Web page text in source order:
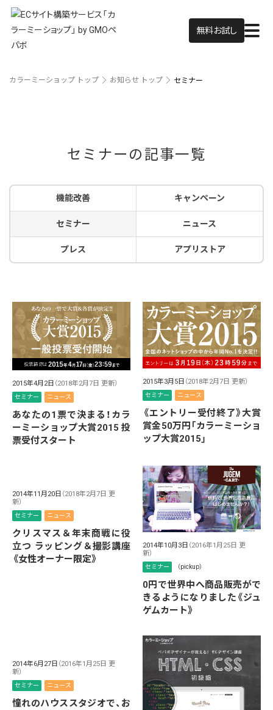
無料お試し
カラーミーショップ トップ お知らせ トップ セミナー
セミナーの記事一覧
機能改善 キャンペーン
セミナー ニュース
プレス アプリストア
2015年4月2日 （2018年2月7日 更新）
セミナー ニュース
あなたの1票で決まる！カラ
ーミーショップ大賞2015 投
票受付スタート
2015年3月5日 （2018年2月7日 更新）
セミナー ニュース
《エントリー受付終了》大賞
賞金50万円「カラーミーショ
ップ大賞2015」
2014年11月20日 （2018年2月7日 更
新）
セミナー ニュース
クリスマス＆年末商戦に役
立つ ラッピング＆撮影講座
《女性オーナー限定》
2014年10月3日 （2016年1月25日 更
新）
セミナー （pickup）
0円で世界中へ商品販売がで
きるようになりました《ジュ
ゲムカート》
2014年6月27日 （2016年1月25日 更
新）
セミナー ニュース
憧れのハウススタジオで、お